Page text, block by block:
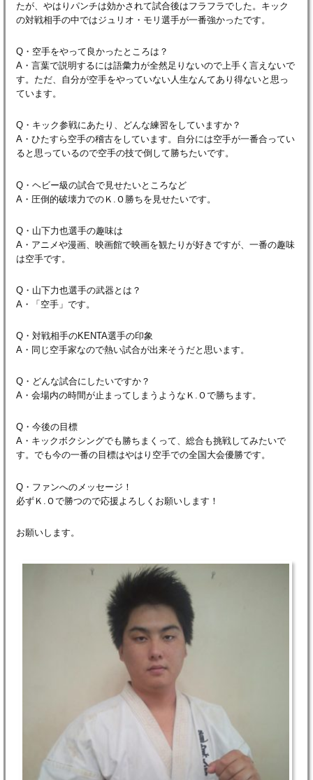
たが、やはりパンチは効かされて試合後はフラフラでした。キック
の対戦相手の中ではジュリオ・モリ選手が一番強かったです。
Q・空手をやって良かったところは？
A・言葉で説明するには語彙力が全然足りないので上手く言えないで
す。ただ、自分が空手をやっていない人生なんてあり得ないと思っ
ています。
Q・キック参戦にあたり、どんな練習をしていますか？
A・ひたすら空手の稽古をしています。自分には空手が一番合ってい
ると思っているので空手の技で倒して勝ちたいです。
Q・ヘビー級の試合で見せたいところなど
A・圧倒的破壊力でのＫ.Ｏ勝ちを見せたいです。
Q・山下力也選手の趣味は
A・アニメや漫画、映画館で映画を観たりが好きですが、一番の趣味
は空手です。
Q・山下力也選手の武器とは？
A・「空手」です。
Q・対戦相手のKENTA選手の印象
A・同じ空手家なので熱い試合が出来そうだと思います。
Q・どんな試合にしたいですか？
A・会場内の時間が止まってしまうようなＫ.Ｏで勝ちます。
Q・今後の目標
A・キックボクシングでも勝ちまくって、総合も挑戦してみたいで
す。でも今の一番の目標はやはり空手での全国大会優勝です。
Q・ファンへのメッセージ！
必ずＫ.Ｏで勝つので応援よろしくお願いします！
お願いします。